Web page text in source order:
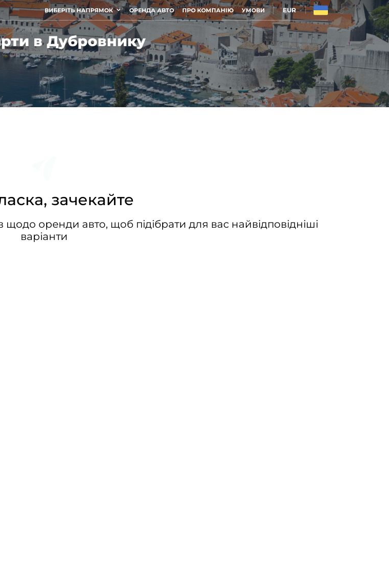
ВИБЕРІТЬ НАПРЯМОК ОРЕНДА АВТО ПРО КОМПАНІЮ УМОВИ EUR
в Дубровнику
зачекайте
оренди авто, щоб підібрати для вас найвідповідніші
варіанти